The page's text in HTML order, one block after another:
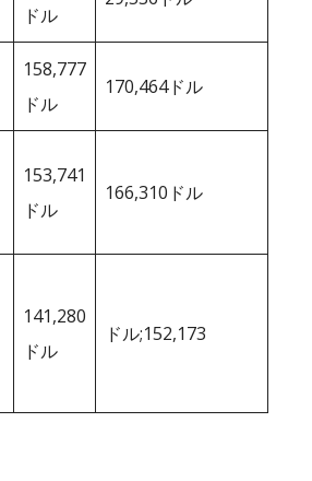
ドル
158,777
ドル
170,464ドル
153,741
ドル
166,310ドル
141,280
ドル
ドル;152,173